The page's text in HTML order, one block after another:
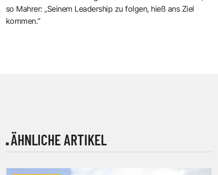
so Mahrer: „Seinem Leadership zu folgen, hieß ans Ziel
kommen.“
ÄHNLICHE ARTIKEL